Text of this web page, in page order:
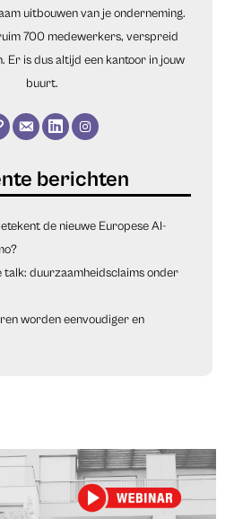
uitbouwen van je onderneming.
700 medewerkers, verspreid
Er is dus altijd een kantoor in jouw
buurt.
de nieuwe Europese AI-
talk: duurzaamheidsclaims onder
worden eenvoudiger en